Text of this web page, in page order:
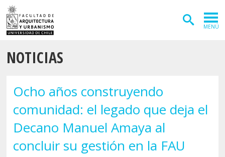
MENÚ
POSTGRADOS
INVESTIGACIÓN
EXTENSIÓN
NOTICIAS
Ocho años construyendo
comunidad: el legado que deja el
Decano Manuel Amaya al
concluir su gestión en la FAU